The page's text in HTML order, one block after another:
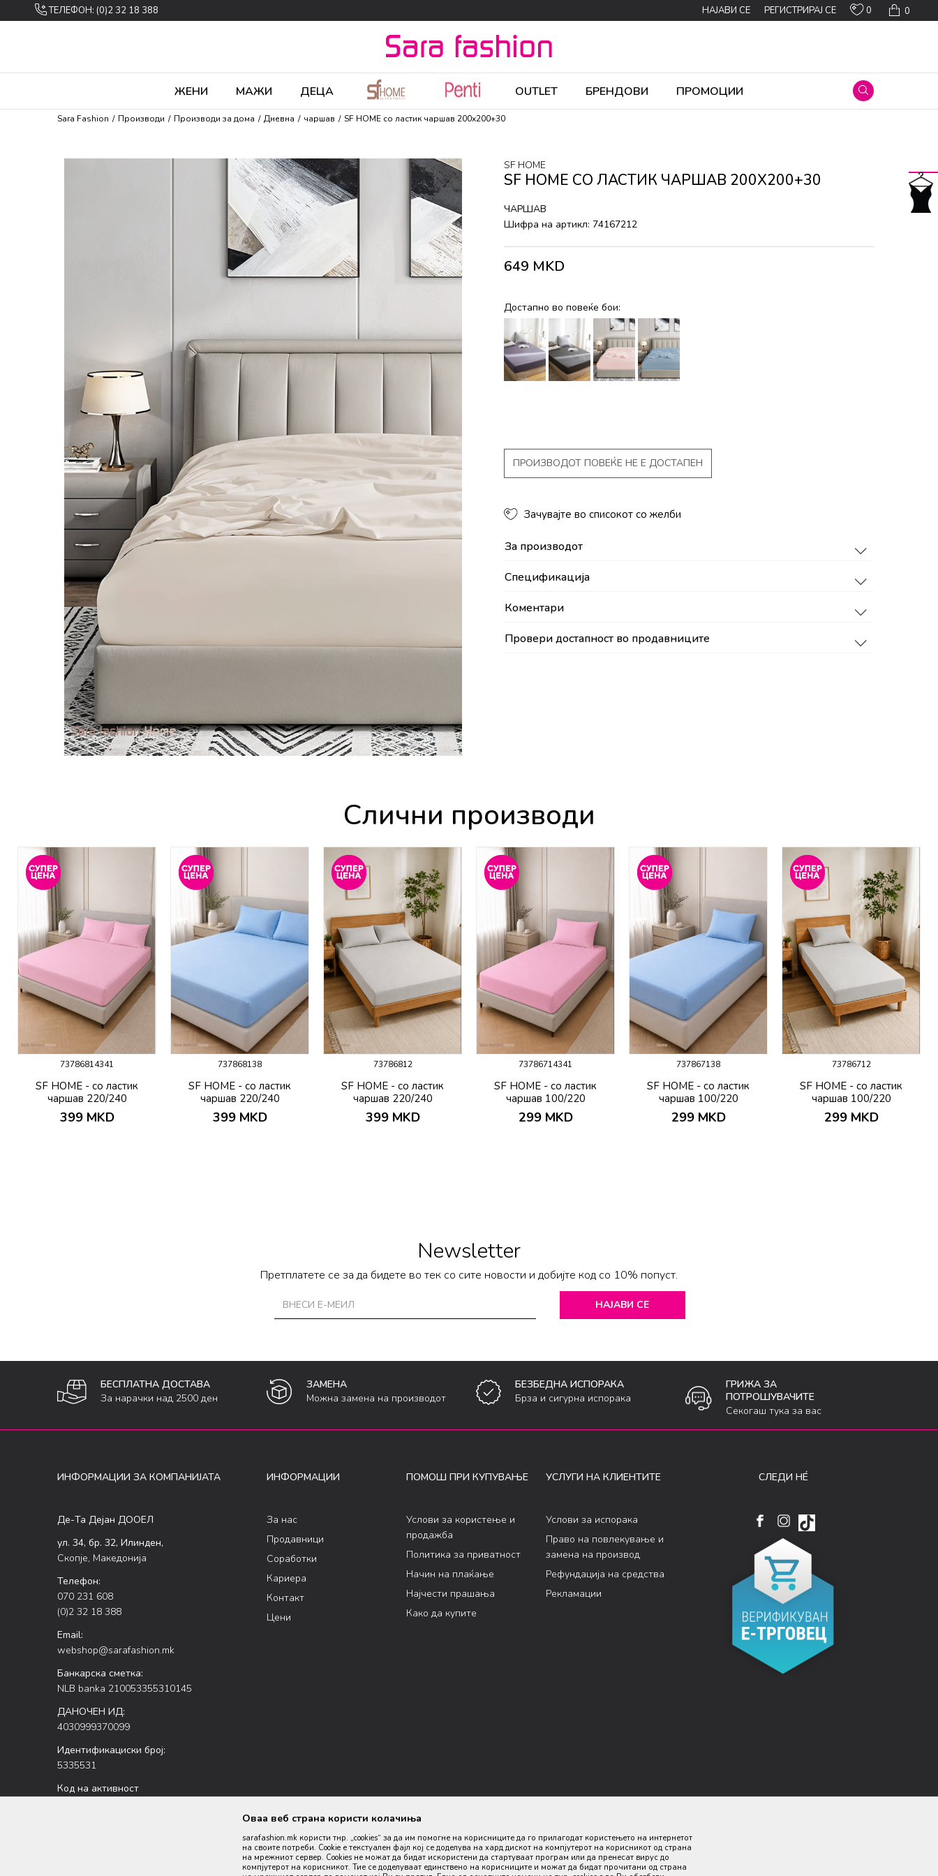
ТЕЛЕФОН: (0)2 32 18 388 0
0
НАЈАВИ СЕ РЕГИСТРИРАЈ СЕ
ЖЕНИ МАЖИ ДЕЦА OUTLET БРЕНДОВИ ПРОМОЦИИ
Sara Fashion Производи Производи за дома Дневна чаршав SF HOME со ластик чаршав 200x200+30
SF HOME
SF HOME СО ЛАСТИК ЧАРШАВ 200X200+30
ЧАРШАВ
Шифра на артикл: 74167212
649 MKD
Достапно во повеќе бои:
ПРОИЗВОДОТ ПОВЕЌЕ НЕ Е ДОСТАПЕН
Зачувајте во списокот со желби
За производот
Спецификација
Коментари
Провери достапност во продавниците
Слични производи
73786814341
SF HOME - со ластик
чаршав 220/240
399 MKD
737868138
SF HOME - со ластик
чаршав 220/240
399 MKD
73786812
SF HOME - со ластик
чаршав 220/240
399 MKD
73786714341
SF HOME - со ластик
чаршав 100/220
299 MKD
737867138
SF HOME - со ластик
чаршав 100/220
299 MKD
73786712
SF HOME - со ластик
чаршав 100/220
299 MKD
Newsletter
Претплатете се за да бидете во тек со сите новости и добијте код со 10% попуст.
НАЈАВИ СЕ
БЕСПЛАТНА ДОСТАВА
За нарачки над 2500 ден
ЗАМЕНА
Можна замена на производот
БЕЗБЕДНА ИСПОРАКА
Брза и сигурна испорака
ГРИЖА ЗА
ПОТРОШУВАЧИТЕ
Секогаш тука за вас
ИНФОРМАЦИИ ЗА КОМПАНИЈАТА
Де-Та Дејан ДООЕЛ
ул. 34, бр. 32, Илинден,
Скопје, Македонија
Телефон:
070 231 608
(0)2 32 18 388
Email:
webshop@sarafashion.mk
Банкарска сметка:
NLB banka 210053355310145
ДАНОЧЕН ИД:
4030999370099
Идентификациски број:
5335531
Код на активност
ИНФОРМАЦИИ
За нас
Продавници
Соработки
Кариера
Контакт
Цени
ПОМОШ ПРИ КУПУВАЊЕ
Услови за користење и
продажба
Политика за приватност
Начин на плаќање
Најчести прашања
Како да купите
УСЛУГИ НА КЛИЕНТИТЕ
Услови за испорака
Право на повлекување и
замена на производ
Рефундација на средства
Рекламации
СЛЕДИ НÉ
Оваа веб страна користи колачиња
sarafashion.mk користи тнр. „cookies“ за да им помогне на корисниците да го прилагодат користењето на интернетот
на своите потреби. Cookie е текстуален фајл кој се доделува на хард дискот на компјутерот на корисникот од страна
на мрежниот сервер. Cookies не можат да бидат искористени да стартуваат програм или да пренесат вирус до
компјутерот на корисникот. Тие се доделуваат единствено на корисниците и можат да бидат прочитани од страна